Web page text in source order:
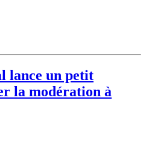
lance un petit
la modération à